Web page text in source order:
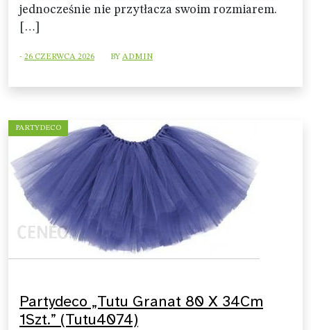
jednocześnie nie przytłacza swoim rozmiarem.
[…]
- 26 CZERWCA 2026 BY ADMIN
PARTYDECO
Partydeco „Tutu Granat 80 X 34Cm
1Szt.” (Tutu4074)